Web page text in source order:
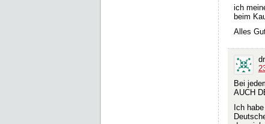
ich
beim
Alles
Bei
AUCH
Ich